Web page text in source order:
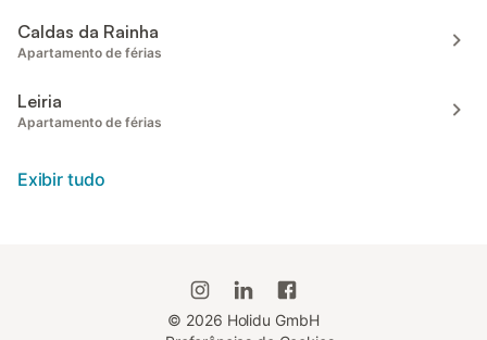
Caldas da Rainha
Apartamento de férias
Leiria
Apartamento de férias
Exibir tudo
© 2026 Holidu GmbH